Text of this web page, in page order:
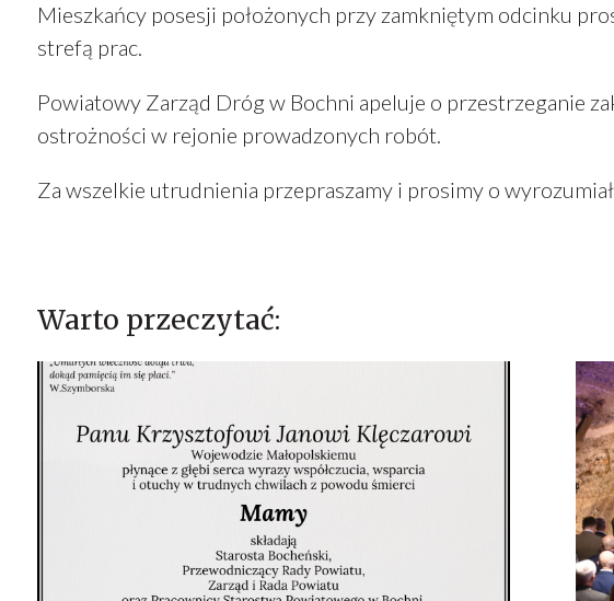
Mieszkańcy posesji położonych przy zamkniętym odcinku
strefą prac.
Powiatowy Zarząd Dróg w Bochni apeluje o przestrzeganie
ostrożności w rejonie prowadzonych robót.
Za wszelkie utrudnienia przepraszamy i prosimy o
Warto przeczytać: